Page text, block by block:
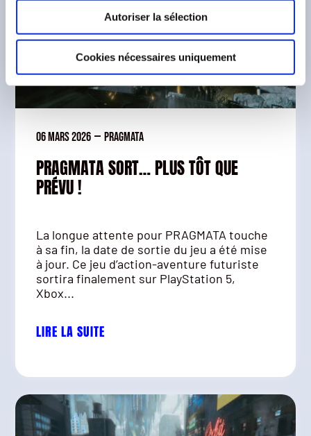
Autoriser la sélection
Cookies nécessaires uniquement
06 mars 2026 — Pragmata
PRAGMATA SORT… PLUS TÔT QUE
PRÉVU !
La longue attente pour PRAGMATA touche
à sa fin, la date de sortie du jeu a été mise
à jour. Ce jeu d’action-aventure futuriste
sortira finalement sur PlayStation 5,
Xbox...
LIRE LA SUITE